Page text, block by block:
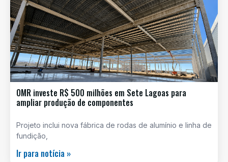
OMR investe R$ 500 milhões em Sete Lagoas para
ampliar produção de componentes
Projeto inclui nova fábrica de rodas de alumínio e linha de
fundição,
Ir para notícia »